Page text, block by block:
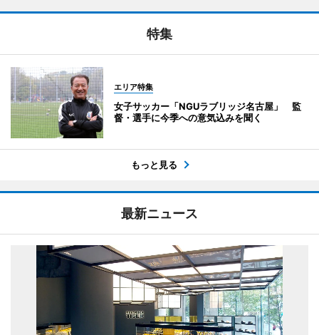
特集
エリア特集
女子サッカー「NGUラブリッジ名古屋」 監
督・選手に今季への意気込みを聞く
もっと見る
最新ニュース